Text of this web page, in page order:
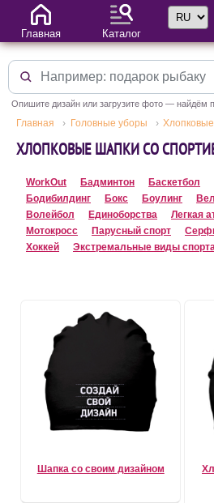
Опишите дизайн или загрузите фото — найдём
Главная Головные уборы
ХЛОПКОВЫЕ ШАПКИ СО
WorkOut Бадминтон Баскетбол
Бодибилдинг
Бокс Боулинг
Волейбол
Единоборства Легкая
Мотокросс
Парусный спорт
Хоккей
Экстремальные виды
Шапка со своим дизайном
Главная Каталог
Выбор